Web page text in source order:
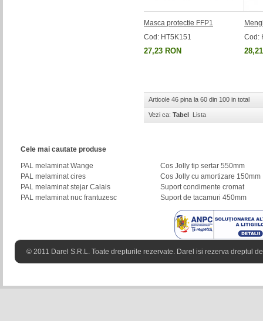
Masca protectie FFP1
Cod: HT5K151
27,23 RON
Cod:
Articole 46 pina la 60 din 100 in total
Vezi ca: Tabel Lista
Cele mai cautate produse
PAL melaminat Wange
Cos Jolly tip sertar 550mm
PAL melaminat cires
Cos Jolly cu amortizare 150mm
PAL melaminat stejar Calais
Suport condimente cromat
PAL melaminat nuc frantuzesc
Suport de tacamuri 450mm
© 2011 Darel S.R.L. Toate drepturile rezervate. Darel isi rezerva dreptul